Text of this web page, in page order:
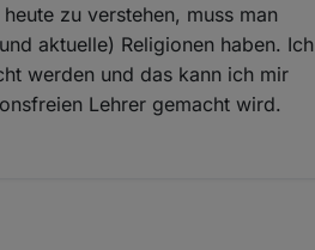
zu verstehen, muss man
aktuelle) Religionen haben. Ich
werden und das kann ich mir
Lehrer gemacht wird.